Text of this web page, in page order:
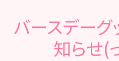
バースデー
知らせ(